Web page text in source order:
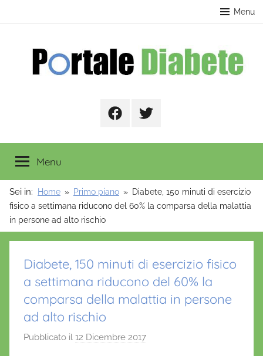
Menu
FacebookTwitter
Menu
Sei in: Home Primo piano
Diabete, 150 minuti di esercizio
fisico a settimana riducono del 60% la comparsa della malattia
in persone ad alto rischio
Diabete, 150 minuti di esercizio fisico
a settimana riducono del 60% la
comparsa della malattia in persone
ad alto rischio
Pubblicato il 12 Dicembre 2017